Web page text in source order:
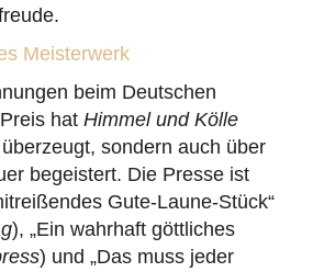
Meisterwerk
beim Deutschen
hat Himmel und Kölle
sondern auch über
begeistert. Die Presse ist
Gute-Laune-Stück“
), „Ein wahrhaft göttliches
) und „Das muss jeder